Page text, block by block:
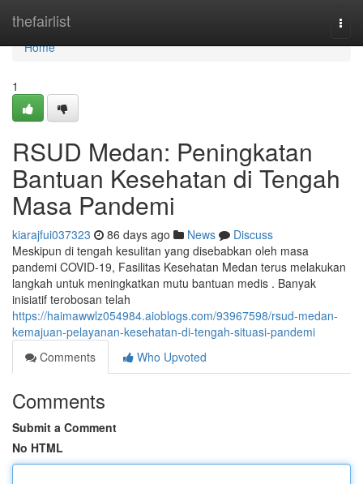
thefairlist
Home
Home
1
RSUD Medan: Peningkatan
Bantuan Kesehatan di Tengah
Masa Pandemi
kiarajfui037323 86 days ago News
Discuss
Meskipun di tengah kesulitan yang disebabkan oleh masa
pandemi COVID-19, Fasilitas Kesehatan Medan terus melakukan
langkah untuk meningkatkan mutu bantuan medis . Banyak
inisiatif terobosan telah
https://haimawwlz054984.aioblogs.com/93967598/rsud-medan-
kemajuan-pelayanan-kesehatan-di-tengah-situasi-pandemi
Comments
Who Upvoted
Comments
Submit a Comment
No HTML